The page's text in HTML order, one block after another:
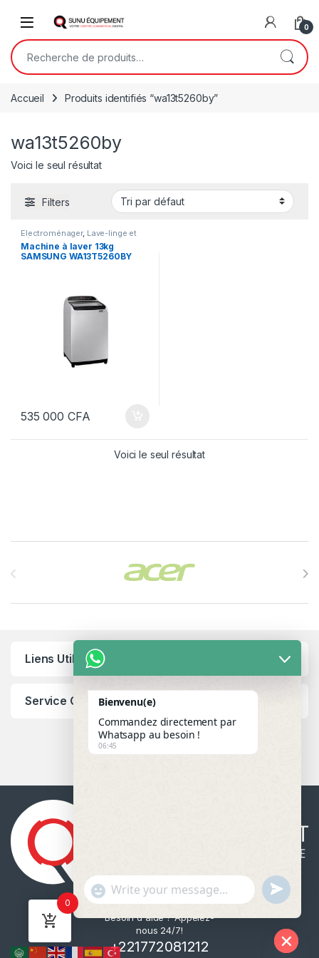
Open 0
Recherche pour :
Accueil Produits identifiés “wa13t5260by”
wa13t5260by
Voici le seul résultat
Filters
Electroménager, Lave-linge et
Sèche-linge
Machine à laver 13kg
SAMSUNG WA13T5260BY
535 000 CFA
Voici le seul résultat
Liens Utiles
Service Client
Besoin d'aide ? Appelez-
nous 24/7!
+221772081212
0
Bienvenu(e)
Commandez directement par
Whatsapp au besoin !
06:45
"
+
c
a
WhatsApp Message
u
n
d